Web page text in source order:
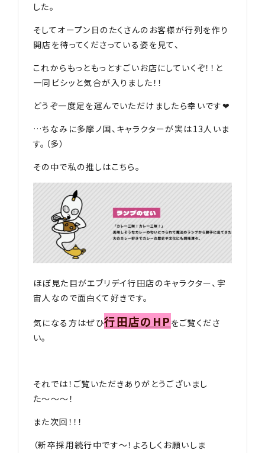
した。
そしてオープン日のたくさんのお客様が行列を作り
開店を待ってくださっている姿を見て、
これからもっともっとすごいお店にしていくぞ！！と
一同ビシッと気合が入りました！！
どうぞ一度足を運んでいただけましたら幸いです❤︎
…ちなみに多摩ノ国、キャラクターが実は13人いま
す。（多）
その中で私の推しはこちら。
ほぼ見た目がエブリデイ行田店のキャラクター、宇
宙人なので面白くて好きです。
気になる方はぜひ行田店のHP をご覧くださ
い。
それでは！ご覧いただきありがとうございまし
た〜〜〜！
また次回！！！
（新卒採用続行中です〜！よろしくお願いしま